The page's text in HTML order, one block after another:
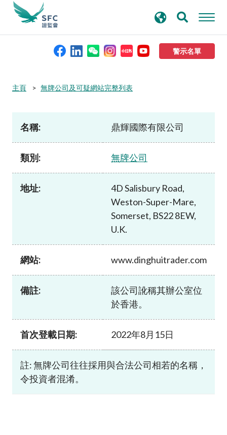
警示名單
本會簡介
規則及標準
資料庫
尋
主頁 無牌公司及可疑網站完整列表
名稱: 鼎輝國際有限公司
類別: 無牌公司
地址:
4D Salisbury Road,
Weston-Super-Mare,
Somerset, BS22 8EW,
U.K.
網站: www.dinghuitrader.com
備註:
該公司訛稱其辦公室位
於香港。
首次登載日期: 2022年8月15日
註: 無牌公司往往採用與合法公司相若的名稱，
令投資者混淆。